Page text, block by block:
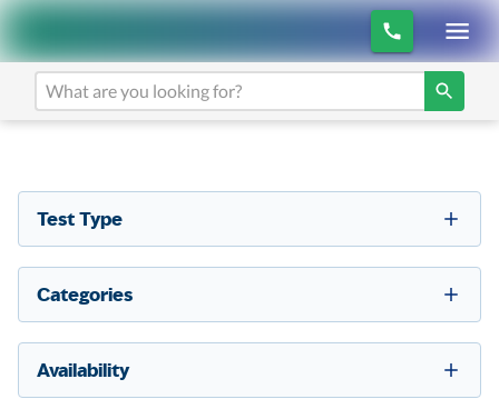
Test Type
Categories
Availability